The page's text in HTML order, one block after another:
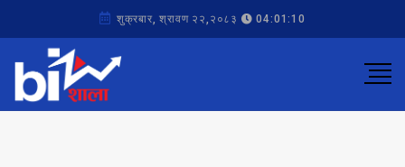
शुक्रबार, श्रावण २२,२०८३ 04:01:10